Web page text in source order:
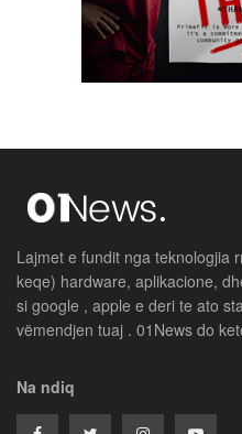
Lajmet e fundit nga teknologjia
keqe) hardware, aplikacione,
si google , apple e deri te ato
vëmendjen tuaj . 01News do
Na ndiq